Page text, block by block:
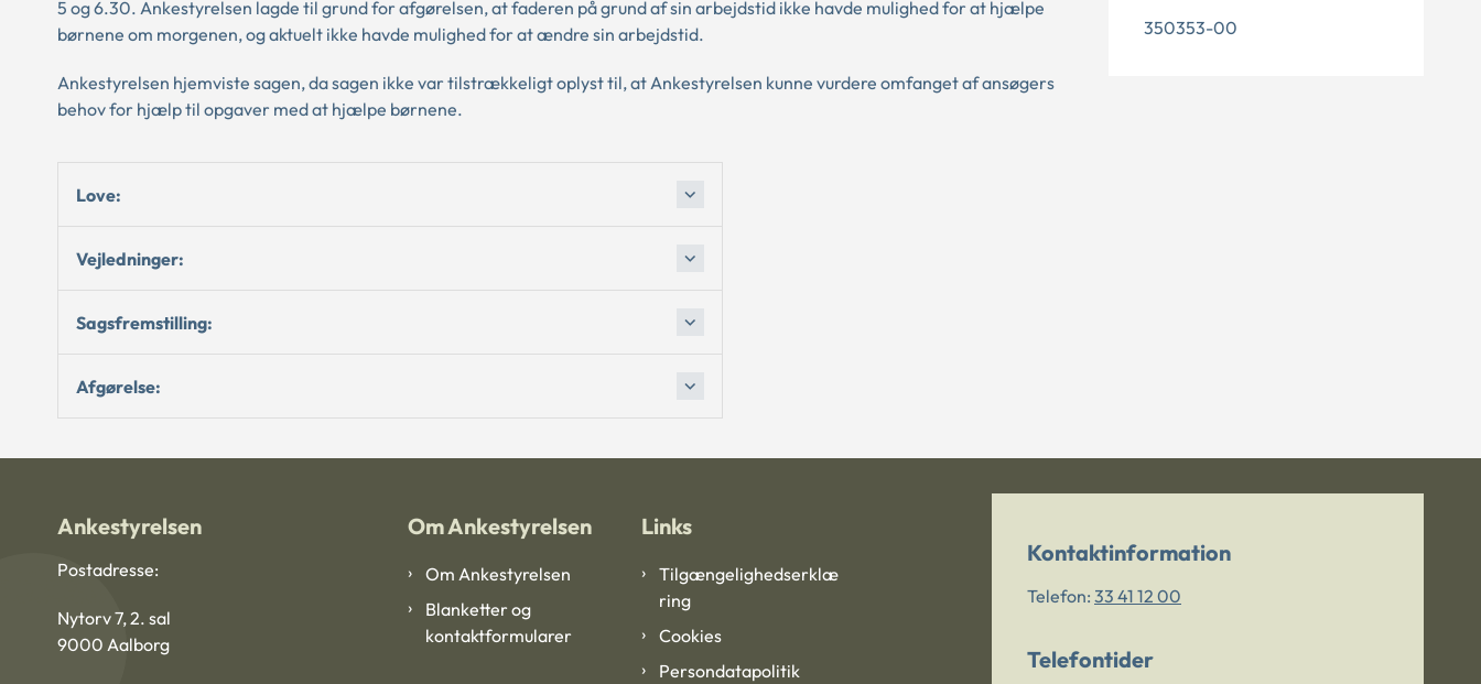
5 og 6.30. Ankestyrelsen lagde til grund for afgørelsen, at faderen på grund af sin arbejdstid ikke havde mulighed for at hjælpe
børnene om morgenen, og aktuelt ikke havde mulighed for at ændre sin arbejdstid.
Ankestyrelsen hjemviste sagen, da sagen ikke var tilstrækkeligt oplyst til, at Ankestyrelsen kunne vurdere omfanget af ansøgers
behov for hjælp til opgaver med at hjælpe børnene.
Love:
Vejledninger:
Sagsfremstilling:
Afgørelse:
350353-00
Ankestyrelsen
Postadresse:
Nytorv 7, 2. sal
9000 Aalborg
Om Ankestyrelsen
Om Ankestyrelsen
Blanketter og
kontaktformularer
Links
Tilgængelighedserklæ
ring
Cookies
Persondatapolitik
Kontaktinformation
Telefon: 33 41 12 00
Telefontider